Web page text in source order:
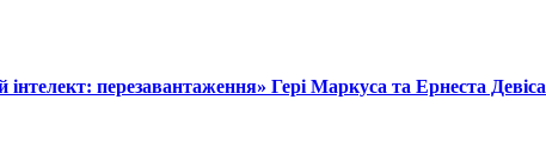
перезавантаження» Гері Маркуса та Ернеста Девіса